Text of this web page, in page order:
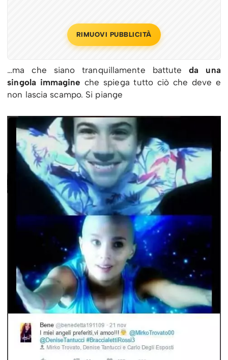
RIMUOVI PUBBLICITÀ
…ma che siano tranquillamente battuteda una
singola immagineche spiega tutto ciò che deve e
non lascia scampo. Si piange